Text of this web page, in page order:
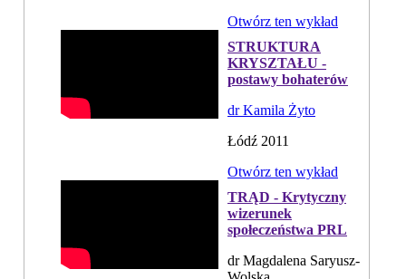
Otwórz ten wykład
STRUKTURA
KRYSZTAŁU -
postawy bohaterów
dr Kamila Żyto
Łódź 2011
Otwórz ten wykład
TRĄD - Krytyczny
wizerunek
społeczeństwa PRL
dr Magdalena Saryusz-